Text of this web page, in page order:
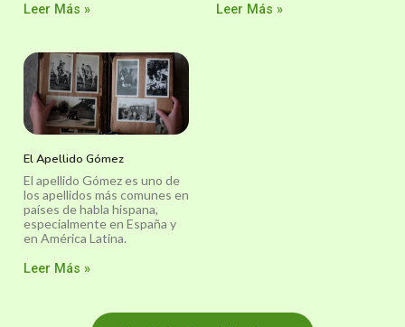
Leer Más »
Leer Más »
El Apellido Gómez
El apellido Gómez es uno de
los apellidos más comunes en
países de habla hispana,
especialmente en España y
en América Latina.
Leer Más »